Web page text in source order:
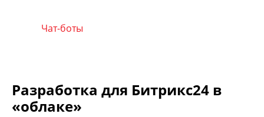
Чат-боты
Разработка для Битрикс24 в
«облаке»